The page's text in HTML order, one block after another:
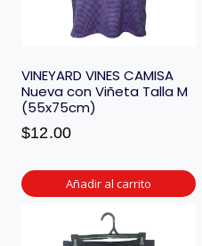
VINEYARD VINES CAMISA
Nueva con Viñeta Talla M
(55x75cm)
$12.00
Añadir al carrito